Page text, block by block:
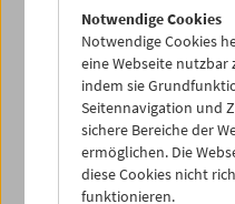
Vorteile der
Ermäßigtes Ticket
10,50)
Erwerb des noch
für nur EUR 45,00
Freier Eintritt zu
Retrospektiven
Notwendige Cookies
Notwendige Cookies
eine Webseite nutzbar
indem sie
Seitennavigation und
sichere Bereiche der
ermöglichen. Die
diese Cookies nicht
funktionieren.